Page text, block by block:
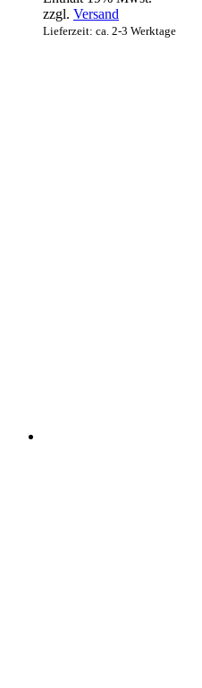
zzgl. Versand
Lieferzeit: ca. 2-3 Werktage